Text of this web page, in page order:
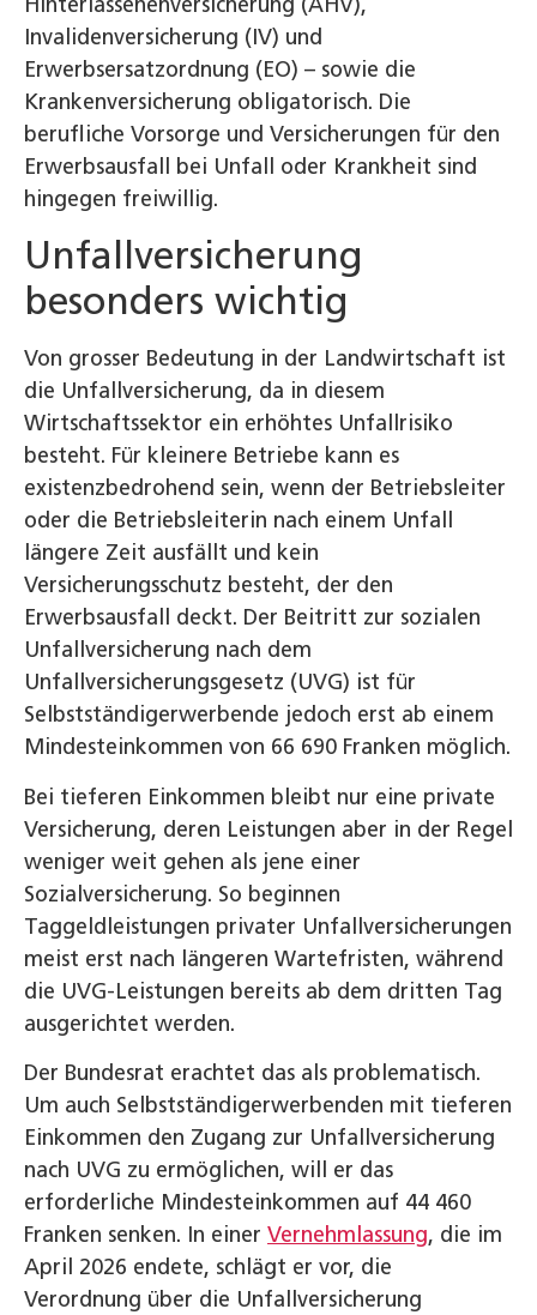
Invalidenversicherung (IV) und
Erwerbsersatzordnung (EO) – sowie die
Krankenversicherung obligatorisch. Die
berufliche Vorsorge und Versicherungen für den
Erwerbsausfall bei Unfall oder Krankheit sind
hingegen freiwillig.
Unfallversicherung
besonders wichtig
Von grosser Bedeutung in der Landwirtschaft ist
die Unfallversicherung, da in diesem
Wirtschaftssektor ein erhöhtes Unfallrisiko
besteht. Für kleinere Betriebe kann es
existenzbedrohend sein, wenn der Betriebsleiter
oder die Betriebsleiterin nach einem Unfall
längere Zeit ausfällt und kein
Versicherungsschutz besteht, der den
Erwerbsausfall deckt. Der Beitritt zur sozialen
Unfallversicherung nach dem
Unfallversicherungsgesetz (UVG) ist für
Selbstständigerwerbende jedoch erst ab einem
Mindesteinkommen von 66 690 Franken möglich.
Bei tieferen Einkommen bleibt nur eine private
Versicherung, deren Leistungen aber in der Regel
weniger weit gehen als jene einer
Sozialversicherung. So beginnen
Taggeldleistungen privater Unfallversicherungen
meist erst nach längeren Wartefristen, während
die UVG-Leistungen bereits ab dem dritten Tag
ausgerichtet werden.
Der Bundesrat erachtet das als problematisch.
Um auch Selbstständigerwerbenden mit tieferen
Einkommen den Zugang zur Unfallversicherung
nach UVG zu ermöglichen, will er das
erforderliche Mindesteinkommen auf 44 460
Franken senken. In einer Vernehmlassung, die im
April 2026 endete, schlägt er vor, die
Verordnung über die Unfallversicherung